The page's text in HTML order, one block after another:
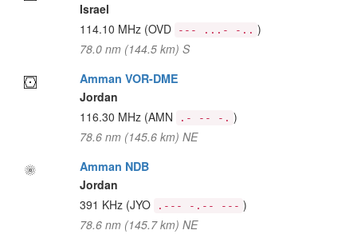
Israel
114.10 MHz (OVD --- ...- -.. )
78.0 nm (144.5 km) S
Amman VOR-DME
Jordan
116.30 MHz (AMN .- -- -. )
78.6 nm (145.6 km) NE
Amman NDB
Jordan
391 KHz (JYO .--- -.-- --- )
78.6 nm (145.7 km) NE